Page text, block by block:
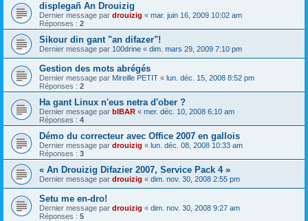
displegañ An Drouizig
Dernier message par drouizig « mar. juin 16, 2009 10:02 am
Réponses : 2
Sikour din gant "an difazer"!
Dernier message par 100drine « dim. mars 29, 2009 7:10 pm
Gestion des mots abrégés
Dernier message par Mireille PETIT « lun. déc. 15, 2008 8:52 pm
Réponses : 2
Ha gant Linux n'eus netra d'ober ?
Dernier message par bIBAR « mer. déc. 10, 2008 6:10 am
Réponses : 4
Démo du correcteur avec Office 2007 en gallois
Dernier message par drouizig « lun. déc. 08, 2008 10:33 am
Réponses : 3
« An Drouizig Difazier 2007, Service Pack 4 »
Dernier message par drouizig « dim. nov. 30, 2008 2:55 pm
Setu me en-dro!
Dernier message par drouizig « dim. nov. 30, 2008 9:27 am
Réponses : 5